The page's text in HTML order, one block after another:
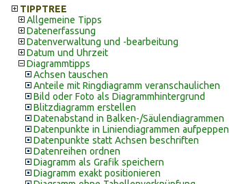
TIPPTREE
Allgemeine Tipps
Datenerfassung
Datenverwaltung und -bearbeitung
Datum und Uhrzeit
Diagrammtipps
Achsen tauschen
Anteile mit Ringdiagramm veranschaulichen
Bild oder Foto als Diagrammhintergrund
Blitzdiagramm erstellen
Datenabstand in Balken-/Säulendiagrammen
Datenpunkte in Liniendiagrammen aufpeppen
Datenpunkte statt Achsen beschriften
Datenreihen ordnen
Diagramm als Grafik speichern
Diagramm exakt positionieren